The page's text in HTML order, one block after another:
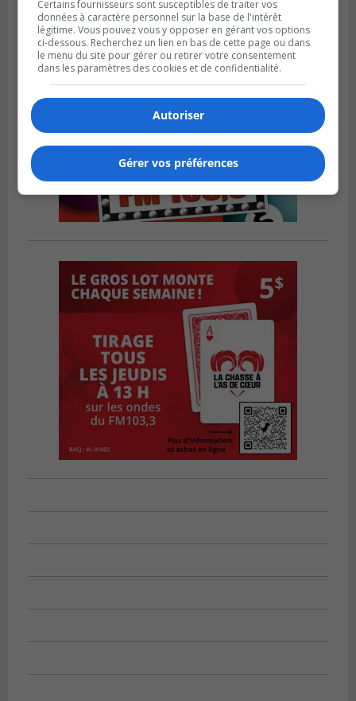
Certains fournisseurs sont susceptibles de traiter vos
données à caractère personnel sur la base de l'intérêt
légitime. Vous pouvez vous y opposer en gérant vos options
ci-dessous. Recherchez un lien en bas de cette page ou dans
le menu du site pour gérer ou retirer votre consentement
dans les paramètres des cookies et de confidentialité.
Autoriser
Gérer vos préférences